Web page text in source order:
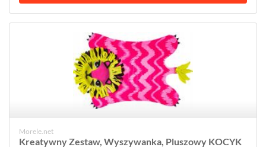
Morele.net
Kreatywny Zestaw, Wyszywanka, Pluszowy KOCYK